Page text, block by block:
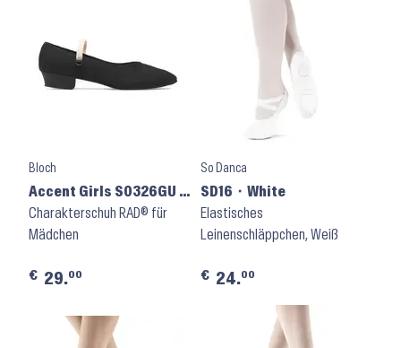
Bloch
Accent Girls S0326GU ⬝
Black
Charakterschuh RAD® für
Mädchen
€ 29.00
So Danca
SD16 ⬝ White
Elastisches
Leinenschläppchen, Weiß
€ 24.00